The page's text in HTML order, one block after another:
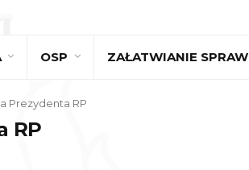
OSP ZAŁATWIANIE SPRAW
Prezydenta RP
RP